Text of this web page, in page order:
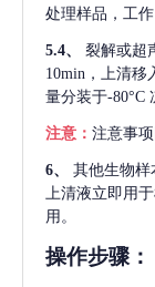
处理样品，工
5.4、 裂解或超
10min，上清移
量分装于-80°C
注意： 注意事项
6、 其他生物样
上清液立即用
用。
操作步骤：